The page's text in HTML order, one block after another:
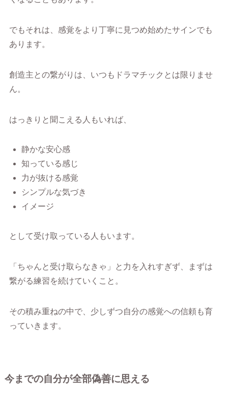
でもそれは、感覚をより丁寧に見つめ始めたサインでも
あります。
創造主との繋がりは、いつもドラマチックとは限りませ
ん。
はっきりと聞こえる人もいれば、
静かな安心感
知っている感じ
力が抜ける感覚
シンプルな気づき
イメージ
として受け取っている人もいます。
「ちゃんと受け取らなきゃ」と力を入れすぎず、まずは
繋がる練習を続けていくこと。
その積み重ねの中で、少しずつ自分の感覚への信頼も育
っていきます。
今までの自分が全部偽善に思える